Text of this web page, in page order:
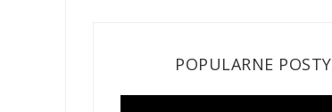
POPULARNE POSTY